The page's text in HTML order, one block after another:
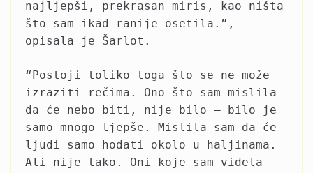
najljepši, prekrasan miris, kao ništa
što sam ikad ranije osetila.”,
opisala je Šarlot.
“Postoji toliko toga što se ne može
izraziti rečima. Ono što sam mislila
da će nebo biti, nije bilo – bilo je
samo mnogo ljepše. Mislila sam da će
ljudi samo hodati okolo u haljinama.
Ali nije tako. Oni koje sam videla